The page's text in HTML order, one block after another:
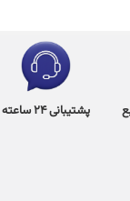
پشتیبانی 24 ساعته